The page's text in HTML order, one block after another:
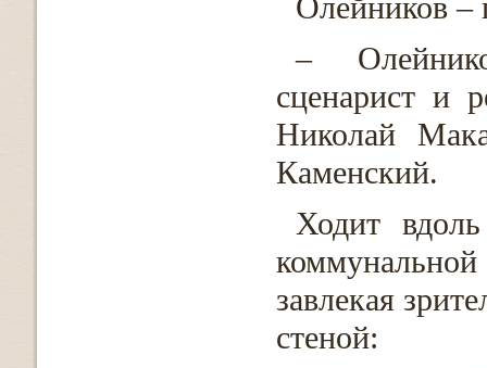
Олейников –
–
сценарист и
Николай
Каменский.
Ходит
завлекая
стеной: